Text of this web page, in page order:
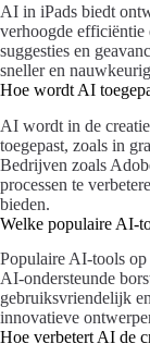
AI in iPads biedt
verhoogde efficiëntie
suggesties en
sneller en
Hoe wordt AI
AI wordt in de
toegepast, zoals in
Bedrijven zoals
processen te
bieden.
Welke populaire AI-
Populaire AI-tools op
AI-ondersteunde
gebruiksvriendelijk
innovatieve
Hoe verbetert AI de